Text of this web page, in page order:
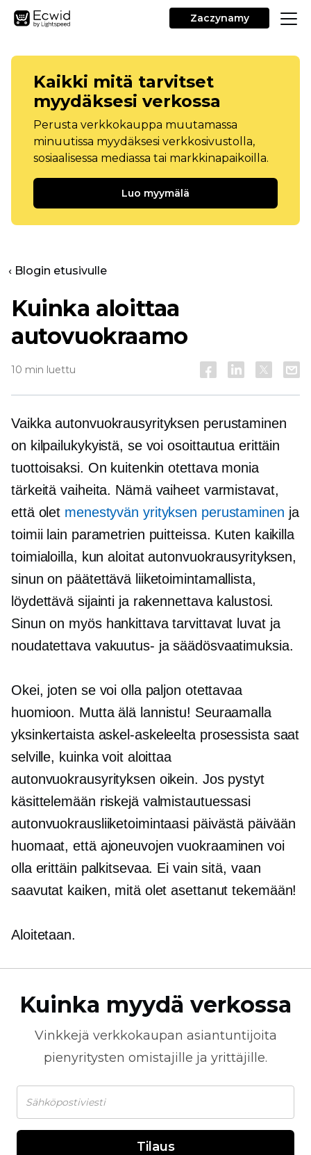
Zaczynamy
Kaikki mitä tarvitset
myydäksesi verkossa
Perusta verkkokauppa muutamassa
minuutissa myydäksesi verkkosivustolla,
sosiaalisessa mediassa tai markkinapaikoilla.
Luo myymälä
‹ Blogin etusivulle
Kuinka aloittaa
autovuokraamo
10 min luettu
Vaikka autonvuokrausyrityksen perustaminen
on kilpailukykyistä, se voi osoittautua erittäin
tuottoisaksi. On kuitenkin otettava monia
tärkeitä vaiheita. Nämä vaiheet varmistavat,
että olet menestyvän yrityksen perustaminen ja
toimii lain parametrien puitteissa. Kuten kaikilla
toimialoilla, kun aloitat autonvuokrausyrityksen,
sinun on päätettävä liiketoimintamallista,
löydettävä sijainti ja rakennettava kalustosi.
Sinun on myös hankittava tarvittavat luvat ja
noudatettava vakuutus- ja säädösvaatimuksia.
Okei, joten se voi olla paljon otettavaa
huomioon. Mutta älä lannistu! Seuraamalla
yksinkertaista askel-askeleeltaprosessista saat
selville, kuinka voit aloittaa
autonvuokrausyrityksen oikein. Jos pystyt
käsittelemään riskejä valmistautuessasi
autonvuokrausliiketoimintaasi päivästä päivään
huomaat, että ajoneuvojen vuokraaminen voi
olla erittäin palkitsevaa. Ei vain sitä, vaan
saavutat kaiken, mitä olet asettanut tekemään!
Aloitetaan.
Kuinka myydä verkossa
Vinkkejä verkkokaupan asiantuntijoita
pienyritysten omistajille ja yrittäjille.
Tilaus